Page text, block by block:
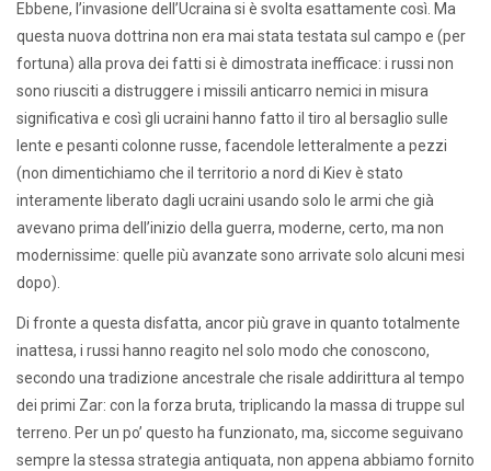
Ebbene, l’invasione dell’Ucraina si è svolta esattamente così. Ma
questa nuova dottrina non era mai stata testata sul campo e (per
fortuna) alla prova dei fatti si è dimostrata inefficace: i russi non
sono riusciti a distruggere i missili anticarro nemici in misura
significativa e così gli ucraini hanno fatto il tiro al bersaglio sulle
lente e pesanti colonne russe, facendole letteralmente a pezzi
(non dimentichiamo che il territorio a nord di Kiev è stato
interamente liberato dagli ucraini usando solo le armi che già
avevano prima dell’inizio della guerra, moderne, certo, ma non
modernissime: quelle più avanzate sono arrivate solo alcuni mesi
dopo).
Di fronte a questa disfatta, ancor più grave in quanto totalmente
inattesa, i russi hanno reagito nel solo modo che conoscono,
secondo una tradizione ancestrale che risale addirittura al tempo
dei primi Zar: con la forza bruta, triplicando la massa di truppe sul
terreno. Per un po’ questo ha funzionato, ma, siccome seguivano
sempre la stessa strategia antiquata, non appena abbiamo fornito